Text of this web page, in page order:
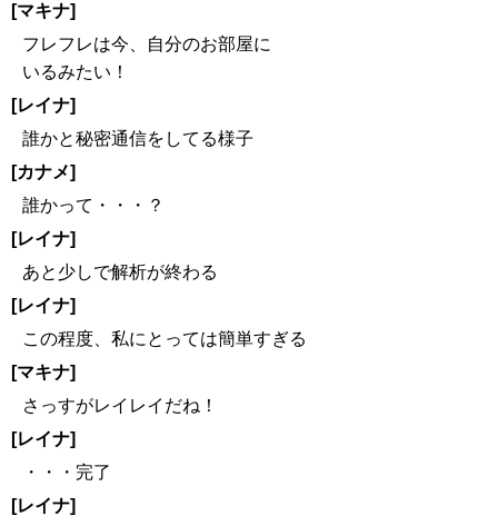
[マキナ]
フレフレは今、自分のお部屋に
いるみたい！
[レイナ]
誰かと秘密通信をしてる様子
[カナメ]
誰かって・・・？
[レイナ]
あと少しで解析が終わる
[レイナ]
この程度、私にとっては簡単すぎる
[マキナ]
さっすがレイレイだね！
[レイナ]
・・・完了
[レイナ]